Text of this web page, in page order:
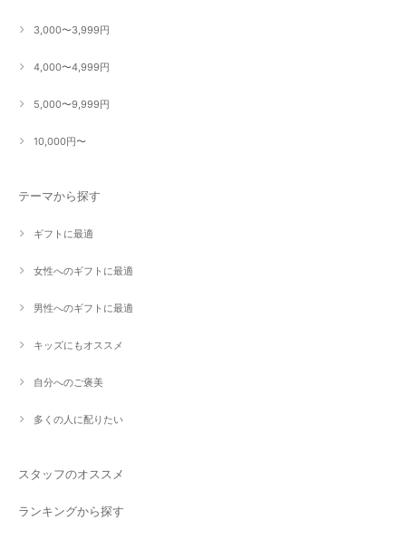
3,000〜3,999円
4,000〜4,999円
5,000〜9,999円
10,000円〜
テーマから探す
ギフトに最適
女性へのギフトに最適
男性へのギフトに最適
キッズにもオススメ
自分へのご褒美
多くの人に配りたい
スタッフのオススメ
ランキングから探す